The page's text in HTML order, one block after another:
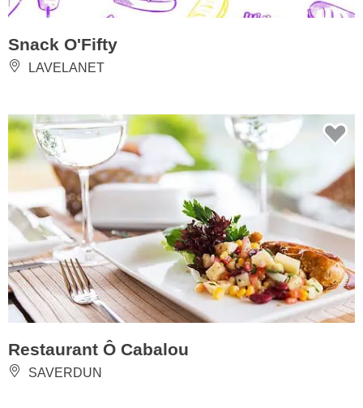
Snack O'Fifty
LAVELANET
Restaurant Ô Cabalou
SAVERDUN